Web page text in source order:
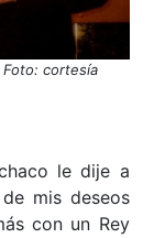
Foto: cortesía
le dije a
mis deseos
con un Rey